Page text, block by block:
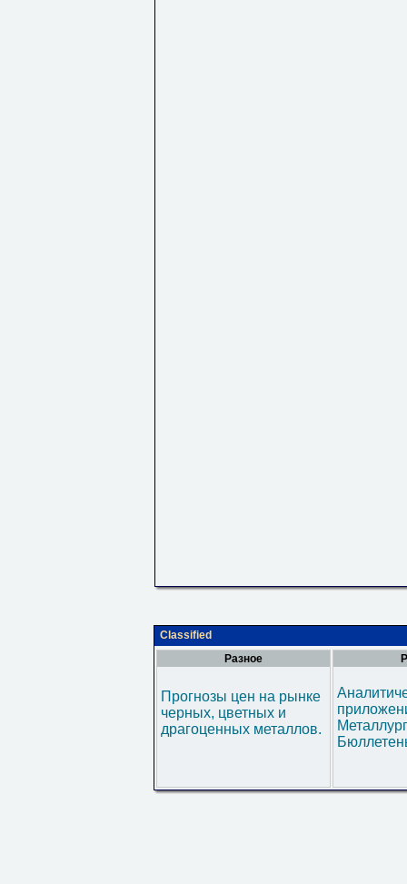
Classified
Разное
Прогнозы цен на рынке
черных, цветных и
драгоценных металлов.